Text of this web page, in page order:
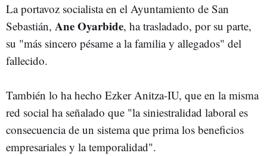
La portavoz socialista en el Ayuntamiento de San
Sebastián, Ane Oyarbide, ha trasladado, por su parte,
su "más sincero pésame a la familia y allegados" del
fallecido.
También lo ha hecho Ezker Anitza-IU, que en la misma
red social ha señalado que "la siniestralidad laboral es
consecuencia de un sistema que prima los beneficios
empresariales y la temporalidad".